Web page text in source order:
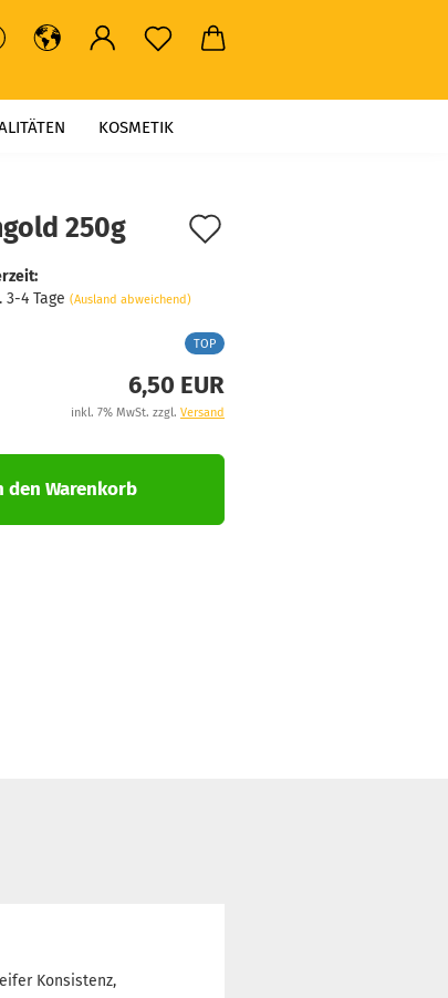
KOSMETIK
UND VERANSTALTUNGEN
250g
3-4 Tage (Ausland abweichend)
TOP
6,50 EUR
inkl. 7% MwSt. zzgl. Versand
den Warenkorb
Konsistenz,